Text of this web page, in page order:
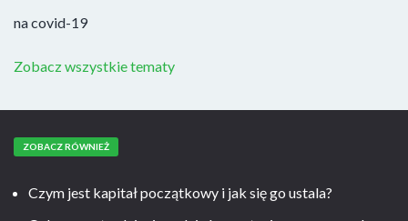
na covid-19
Zobacz wszystkie tematy
ZOBACZ RÓWNIEŻ
Czym jest kapitał początkowy i jak się go ustala?